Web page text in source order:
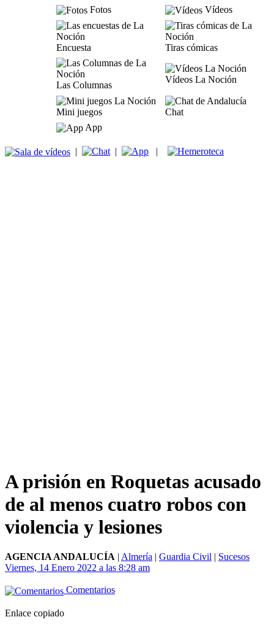
Fotos
Vídeos
Encuesta Tiras cómicas
Las Columnas
Vídeos La Noción
Mini juegos
Chat
App
| | |
A prisión en Roquetas acusado
de al menos cuatro robos con
violencia y lesiones
AGENCIA ANDALUCÍA | Almería | Guardia Civil | Sucesos
Viernes, 14 Enero 2022 a las 8:28 am
Comentarios
Enlace copiado